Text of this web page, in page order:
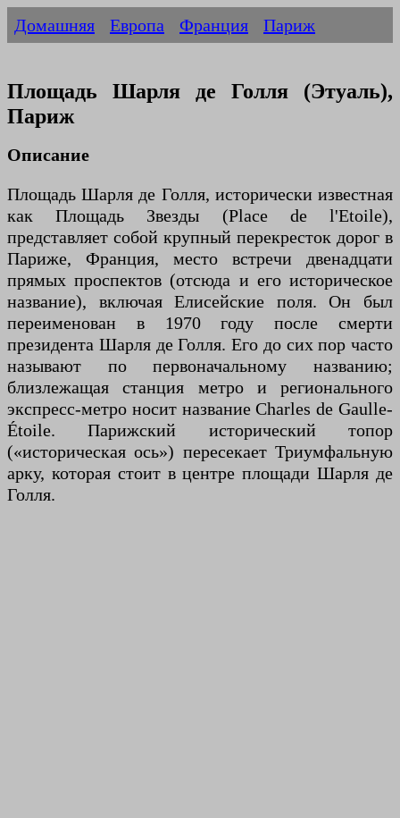
Домашняя Европа Франция Париж
Площадь Шарля де Голля (Этуаль),
Париж
Описание
Площадь Шарля де Голля, исторически известная
как Площадь Звезды (Place de l'Etoile),
представляет собой крупный перекресток дорог в
Париже, Франция, место встречи двенадцати
прямых проспектов (отсюда и его историческое
название), включая Елисейские поля. Он был
переименован в 1970 году после смерти
президента Шарля де Голля. Его до сих пор часто
называют по первоначальному названию;
близлежащая станция метро и регионального
экспресс-метро носит название Charles de Gaulle-
Étoile. Парижский исторический топор
(«историческая ось») пересекает Триумфальную
арку, которая стоит в центре площади Шарля де
Голля.